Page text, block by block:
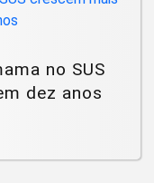
no SUS
dez anos